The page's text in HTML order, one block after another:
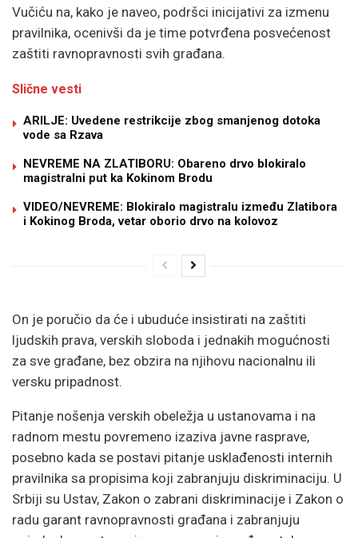
Vučiću na, kako je naveo, podršci inicijativi za izmenu
pravilnika, ocenivši da je time potvrđena posvećenost
zaštiti ravnopravnosti svih građana.
Slične vesti
ARILJE: Uvedene restrikcije zbog smanjenog dotoka
vode sa Rzava
NEVREME NA ZLATIBORU: Obareno drvo blokiralo
magistralni put ka Kokinom Brodu
VIDEO/NEVREME: Blokiralo magistralu između Zlatibora
i Kokinog Broda, vetar oborio drvo na kolovoz
On je poručio da će i ubuduće insistirati na zaštiti
ljudskih prava, verskih sloboda i jednakih mogućnosti
za sve građane, bez obzira na njihovu nacionalnu ili
versku pripadnost.
Pitanje nošenja verskih obeležja u ustanovama i na
radnom mestu povremeno izaziva javne rasprave,
posebno kada se postavi pitanje usklađenosti internih
pravilnika sa propisima koji zabranjuju diskriminaciju. U
Srbiji su Ustav, Zakon o zabrani diskriminacije i Zakon o
radu garant ravnopravnosti građana i zabranjuju